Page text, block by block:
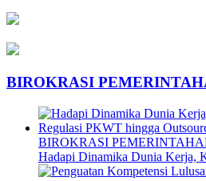
BIROKRASI
BIROKRASI
Hadapi Dinamika Dunia Kerja,